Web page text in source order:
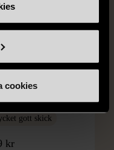
cookies
Kern - Delise -
med
hänge
gott skick
kr